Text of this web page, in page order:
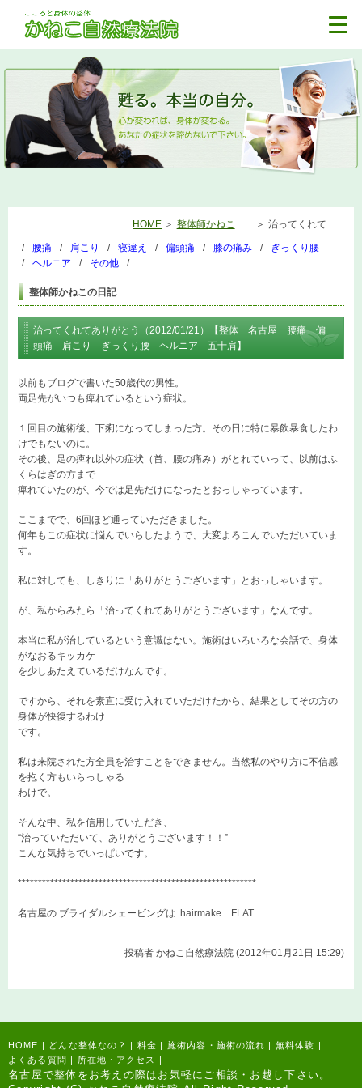
HOME 整体師かねこの日記 治ってくれてありがとう（2012/01/21）【整体 名古屋 腰痛 偏頭痛 肩こり ぎっくり腰 ヘルニア 五十肩】
腰痛 肩こり 寝違え 偏頭痛 膝の痛み
ぎっくり腰
ヘルニア
その他
整体師かねこの日記
治ってくれてありがとう（2012/01/21）【整体 名古屋 腰痛 偏
頭痛 肩こり ぎっくり腰 ヘルニア 五十肩】
以前もブログで書いた50歳代の男性。
両足先がいつも痺れているという症状。
１回目の施術後、下痢になってしまった方。その日に特に暴飲暴食したわ
けでもないのに。
その後、足の痺れ以外の症状（首、腰の痛み）がとれていって、以前はふ
くらはぎの方まで
痺れていたのが、今では足先だけになったとおっしゃっています。
ここまでで、6回ほど通っていただきました。
何年もこの症状に悩んでいらしたようで、大変よろこんでいただいていま
す。
私に対しても、しきりに「ありがとうございます」とおっしゃいます。
が、私からみたら「治ってくれてありがとうございます」なんです。
本当に私が治しているという意識はない。施術はいろいろな会話で、身体
がなおるキッカケ
を少しあたえているだけなんです。
ですから、それを素直に受け入れていただけたから、結果としてその方の
身体が快復するわけ
です。
私は来院された方全員を治すことをできません。当然私のやり方に不信感
を抱く方もいらっしゃる
わけで。
そんな中、私を信用していただき、
“治っていただいて、ありがとうございます！！”
こんな気持ちでいっぱいです。
***********************************************************
名古屋の ブライダルシェービングは hairmake FLAT
投稿者 かねこ自然療法院 (2012年01月21日 15:29)
HOME | どんな整体なの？ | 料金 | 施術内容・施術の流れ | 無料体験 |
よくある質問 | 所在地・アクセス |
名古屋で整体をお考えの際はお気軽にご相談・お越し下さい。